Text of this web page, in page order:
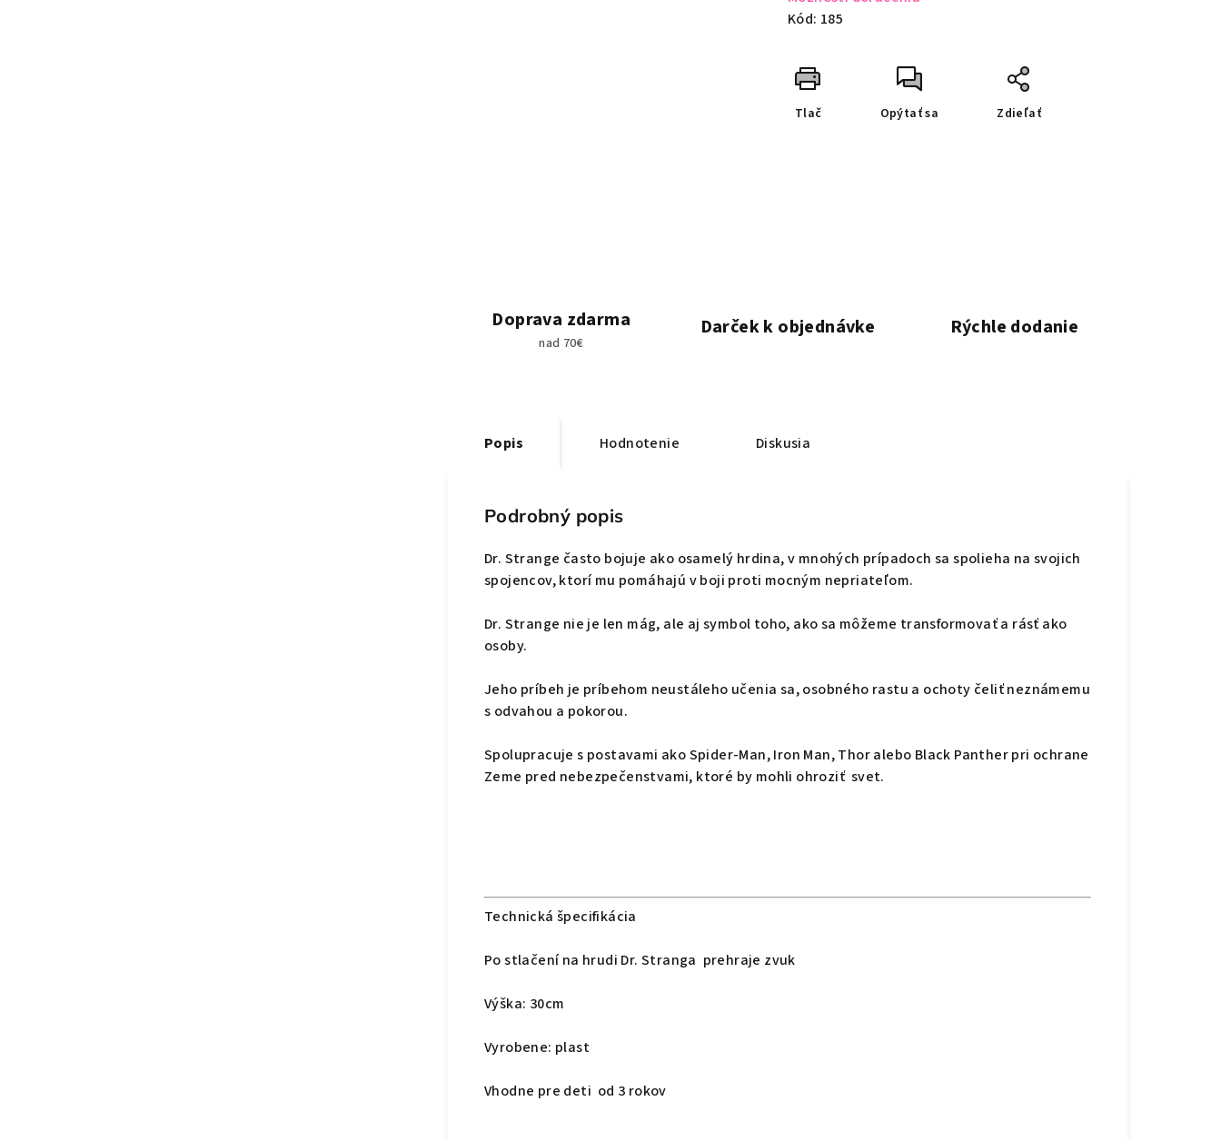
Kód: 185
Tlač Opýtať sa Zdieľať
Doprava zdarma
nad 70€
Darček k objednávke Rýchle dodanie
Popis Hodnotenie Diskusia
Podrobný popis
Dr. Strange často bojuje ako osamelý hrdina, v mnohých prípadoch sa spolieha na svojich
spojencov, ktorí mu pomáhajú v boji proti mocným nepriateľom.
Dr. Strange nie je len mág, ale aj symbol toho, ako sa môžeme transformovať a rásť ako
osoby.
Jeho príbeh je príbehom neustáleho učenia sa, osobného rastu a ochoty čeliť neznámemu
s odvahou a pokorou.
Spolupracuje s postavami ako Spider-Man, Iron Man, Thor alebo Black Panther pri ochrane
Zeme pred nebezpečenstvami, ktoré by mohli ohroziť svet.
Technická špecifikácia
Po stlačení na hrudi Dr. Stranga prehraje zvuk
Výška: 30cm
Vyrobene: plast
Vhodne pre deti od 3 rokov